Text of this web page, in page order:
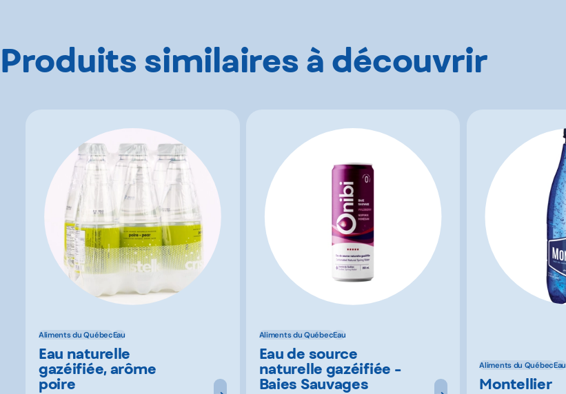
Produits similaires à découvrir
Aliments du QuébecEau
Eau naturelle
gazéifiée, arôme
poire
Aliments du QuébecEau
Eau de source
naturelle gazéifiée -
Baies Sauvages
Aliments du QuébecEau
Montellier